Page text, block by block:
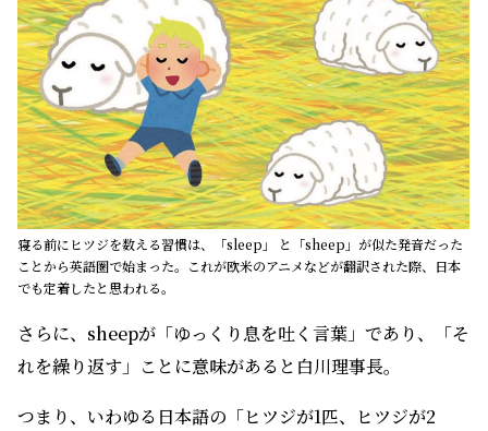
寝る前にヒツジを数える習慣は、「sleep」 と「sheep」が似た発音だった
ことから英語圏で始まった。これが欧米のアニメなどが翻訳された際、日本
でも定着したと思われる。
さらに、sheepが「ゆっくり息を吐く言葉」であり、「そ
れを繰り返す」ことに意味があると白川理事長。
つまり、いわゆる日本語の「ヒツジが1匹、ヒツジが2